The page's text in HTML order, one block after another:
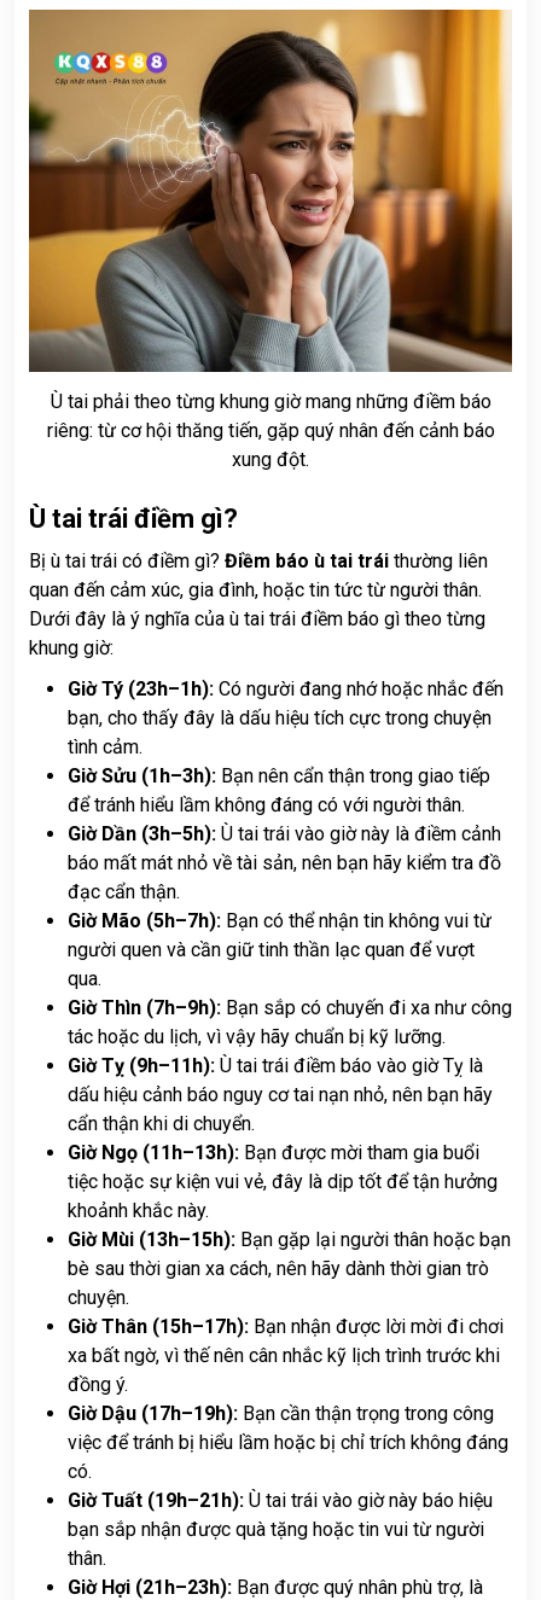
Ù tai phải theo từng khung giờ mang những điềm báo
riêng: từ cơ hội thăng tiến, gặp quý nhân đến cảnh báo
xung đột.
Ù tai trái điềm gì?
Bị ù tai trái có điềm gì? Điềm báo ù tai trái thường liên
quan đến cảm xúc, gia đình, hoặc tin tức từ người thân.
Dưới đây là ý nghĩa của ù tai trái điềm báo gì theo từng
khung giờ:
Giờ Tý (23h–1h): Có người đang nhớ hoặc nhắc đến
bạn, cho thấy đây là dấu hiệu tích cực trong chuyện
tình cảm.
Giờ Sửu (1h–3h): Bạn nên cẩn thận trong giao tiếp
để tránh hiểu lầm không đáng có với người thân.
Giờ Dần (3h–5h): Ù tai trái vào giờ này là điềm cảnh
báo mất mát nhỏ về tài sản, nên bạn hãy kiểm tra đồ
đạc cẩn thận.
Giờ Mão (5h–7h): Bạn có thể nhận tin không vui từ
người quen và cần giữ tinh thần lạc quan để vượt
qua.
Giờ Thìn (7h–9h): Bạn sắp có chuyến đi xa như công
tác hoặc du lịch, vì vậy hãy chuẩn bị kỹ lưỡng.
Giờ Tỵ (9h–11h): Ù tai trái điềm báo vào giờ Tỵ là
dấu hiệu cảnh báo nguy cơ tai nạn nhỏ, nên bạn hãy
cẩn thận khi di chuyển.
Giờ Ngọ (11h–13h): Bạn được mời tham gia buổi
tiệc hoặc sự kiện vui vẻ, đây là dịp tốt để tận hưởng
khoảnh khắc này.
Giờ Mùi (13h–15h): Bạn gặp lại người thân hoặc bạn
bè sau thời gian xa cách, nên hãy dành thời gian trò
chuyện.
Giờ Thân (15h–17h): Bạn nhận được lời mời đi chơi
xa bất ngờ, vì thế nên cân nhắc kỹ lịch trình trước khi
đồng ý.
Giờ Dậu (17h–19h): Bạn cần thận trọng trong công
việc để tránh bị hiểu lầm hoặc bị chỉ trích không đáng
có.
Giờ Tuất (19h–21h): Ù tai trái vào giờ này báo hiệu
bạn sắp nhận được quà tặng hoặc tin vui từ người
thân.
Giờ Hợi (21h–23h): Bạn được quý nhân phù trợ, là